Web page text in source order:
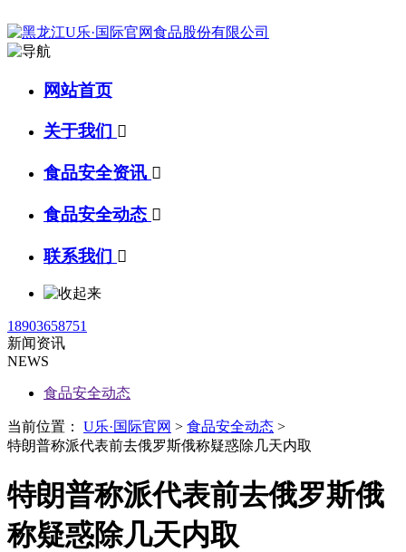
网站首页
关于我们 
食品安全资讯 
食品安全动态 
联系我们 
18903658751
新闻资讯
NEWS
食品安全动态
当前位置： U乐·国际官网 > 食品安全动态 >
特朗普称派代表前去俄罗斯俄称疑惑除几天内取
特朗普称派代表前去俄罗斯俄
称疑惑除几天内取